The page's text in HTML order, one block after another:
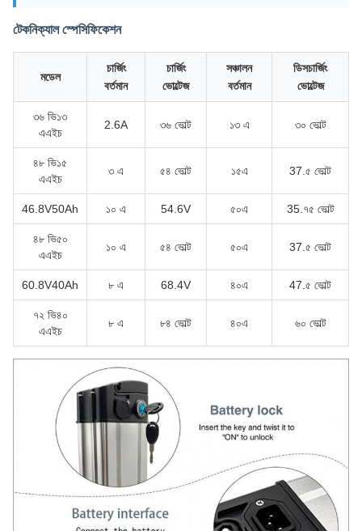
টেকনিক্যাল স্পেসিফিকেশন
মডেল
চার্জিং
বর্তমান
চার্জিং
ভোল্টেজ
সঞ্চালন
বর্তমান
ডিসচার্জিং
ভোল্টেজ
৩৬ ভি১৩
এএইচ
2.6A ৩৬ ভোল্ট ১৩ এ ৩০ ভোল্ট
৪৮ ভি১৫
এএইচ
৩ এ ৫৪ ভোল্ট ১৫এ 37.৫ ভোল্ট
46.8V50Ah ১০ এ 54.6V ৫০এ 35.৭৫ ভোল্ট
৪৮ ভি৫০
এএইচ
১০ এ ৫৪ ভোল্ট ৫০এ 37.৫ ভোল্ট
60.8V40Ah ৮ এ 68.4V ৪০এ 47.৫ ভোল্ট
৭২ ভি৪০
এএইচ
৮ এ ৮৪ ভোল্ট ৪০এ ৬০ ভোল্ট